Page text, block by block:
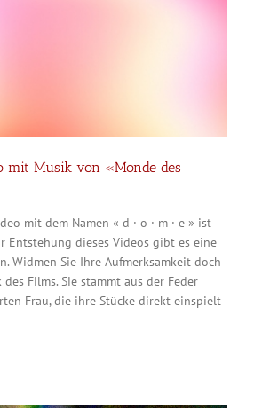
mit Musik von «Monde des
mit dem Namen « d · o · m · e » ist
Entstehung dieses Videos gibt es eine
Widmen Sie Ihre Aufmerksamkeit doch
Films. Sie stammt aus der Feder
Frau, die ihre Stücke direkt einspielt